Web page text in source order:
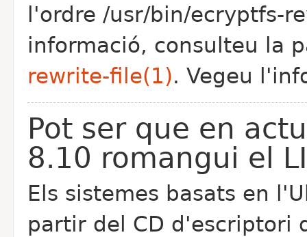
l'ordre /usr/bin/ecryptfs-
informació, consulteu la
rewrite-file(1). Vegeu
Pot ser que en
8.10 romangui el
Els sistemes basats en
partir del CD d'escriptori